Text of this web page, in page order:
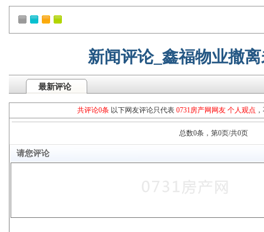
新闻评论_鑫福物业撤
最新评论
共评论0条 以下网友评论只代表 0731房产网网友 个人观点
总数0条，第0页/共0页
请您评论